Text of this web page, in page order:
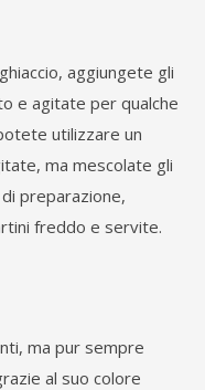
aggiungete gli
e agitate per qualche
utilizzare un
ma mescolate gli
preparazione,
freddo e servite.
ma pur sempre
al suo colore